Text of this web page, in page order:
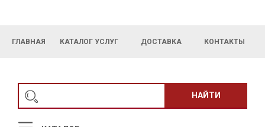
ГЛАВНАЯ КАТАЛОГ УСЛУГ ДОСТАВКА КОНТАКТЫ
НАЙТИ